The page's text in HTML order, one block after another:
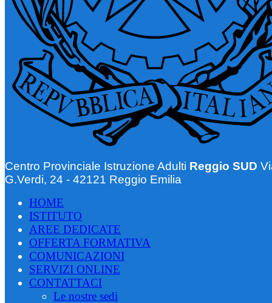
Centro Provinciale Istruzione Adulti Reggio SUD
G.Verdi, 24 - 42121 Reggio Emilia
HOME
ISTITUTO
AREE DEDICATE
OFFERTA FORMATIVA
COMUNICAZIONI
SERVIZI ONLINE
CONTATTACI
Le nostre sedi